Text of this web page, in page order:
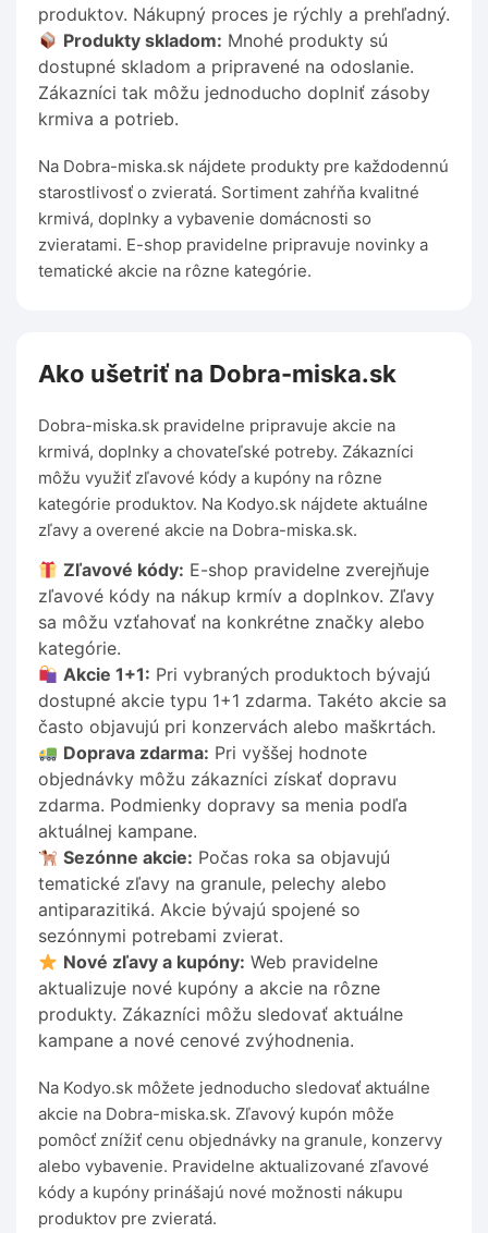
produktov. Nákupný proces je rýchly a prehľadný.
Produkty skladom: Mnohé produkty sú
dostupné skladom a pripravené na odoslanie.
Zákazníci tak môžu jednoducho doplniť zásoby
krmiva a potrieb.
Na Dobra-miska.sk nájdete produkty pre každodennú
starostlivosť o zvieratá. Sortiment zahŕňa kvalitné
krmivá, doplnky a vybavenie domácnosti so
zvieratami. E-shop pravidelne pripravuje novinky a
tematické akcie na rôzne kategórie.
Ako ušetriť na Dobra-miska.sk
Dobra-miska.sk pravidelne pripravuje akcie na
krmivá, doplnky a chovateľské potreby. Zákazníci
môžu využiť zľavové kódy a kupóny na rôzne
kategórie produktov. Na Kodyo.sk nájdete aktuálne
zľavy a overené akcie na Dobra-miska.sk.
Zľavové kódy: E-shop pravidelne zverejňuje
zľavové kódy na nákup krmív a doplnkov. Zľavy
sa môžu vzťahovať na konkrétne značky alebo
kategórie.
Akcie 1+1: Pri vybraných produktoch bývajú
dostupné akcie typu 1+1 zdarma. Takéto akcie sa
často objavujú pri konzervách alebo maškrtách.
Doprava zdarma: Pri vyššej hodnote
objednávky môžu zákazníci získať dopravu
zdarma. Podmienky dopravy sa menia podľa
aktuálnej kampane.
Sezónne akcie: Počas roka sa objavujú
tematické zľavy na granule, pelechy alebo
antiparazitiká. Akcie bývajú spojené so
sezónnymi potrebami zvierat.
Nové zľavy a kupóny: Web pravidelne
aktualizuje nové kupóny a akcie na rôzne
produkty. Zákazníci môžu sledovať aktuálne
kampane a nové cenové zvýhodnenia.
Na Kodyo.sk môžete jednoducho sledovať aktuálne
akcie na Dobra-miska.sk. Zľavový kupón môže
pomôcť znížiť cenu objednávky na granule, konzervy
alebo vybavenie. Pravidelne aktualizované zľavové
kódy a kupóny prinášajú nové možnosti nákupu
produktov pre zvieratá.